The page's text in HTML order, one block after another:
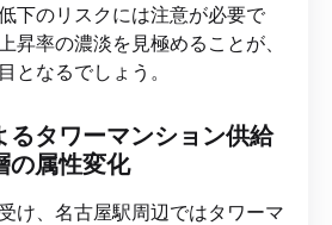
下のリスクには注意が必要で
昇率の濃淡を見極めることが、
となるでしょう。
るタワーマンション供給
の属性変化
け、名古屋駅周辺ではタワーマ